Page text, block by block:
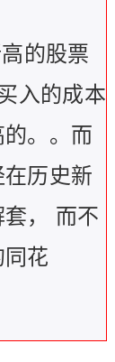
的股票
入的成本
。。而
历史新
， 而不
花